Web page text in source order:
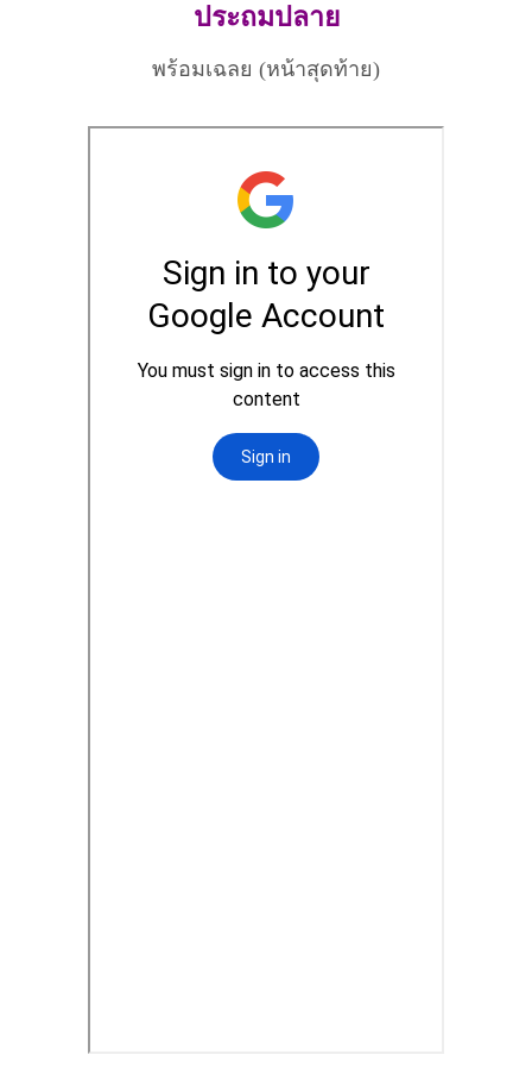
ประถมปลาย
พร้อมเฉลย (หน้าสุดท้าย)